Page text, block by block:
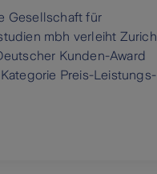
Gesellschaft für
mbh verleiht Zurich
Kunden-Award
Preis-Leistungs-